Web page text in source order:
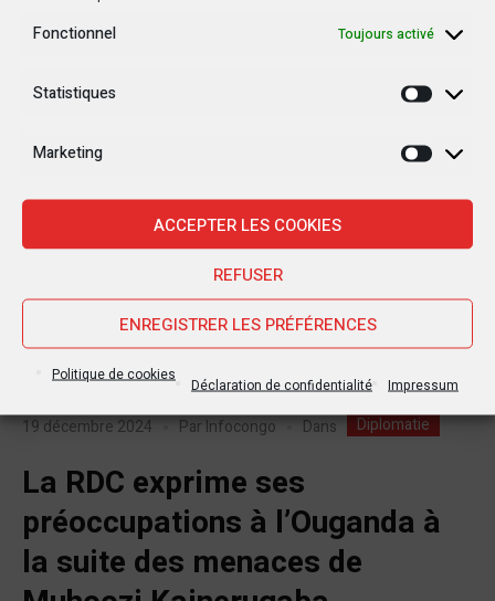
Fonctionnel Toujours activé
Statistiques
Marketing
ACCEPTER LES COOKIES
REFUSER
ENREGISTRER LES PRÉFÉRENCES
Politique de cookies
Déclaration de confidentialité Impressum
19 décembre 2024 Par Infocongo Dans Diplomatie
La RDC exprime ses
préoccupations à l’Ouganda à
la suite des menaces de